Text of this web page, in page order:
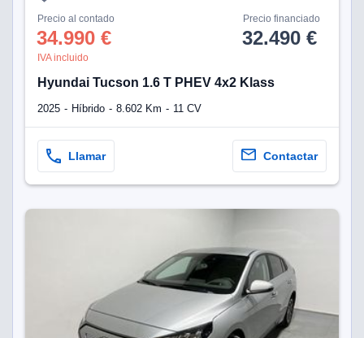
Precio al contado
34.990 €
IVA incluido
Precio financiado
32.490 €
Hyundai Tucson 1.6 T PHEV 4x2 Klass
2025 Híbrido 8.602 Km 11 CV
Llamar Contactar